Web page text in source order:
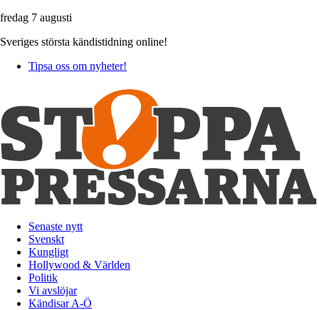
fredag 7 augusti
Sveriges största kändistidning online!
Tipsa oss om nyheter!
Senaste nytt
Svenskt
Kungligt
Hollywood & Världen
Politik
Vi avslöjar
Kändisar A-Ö